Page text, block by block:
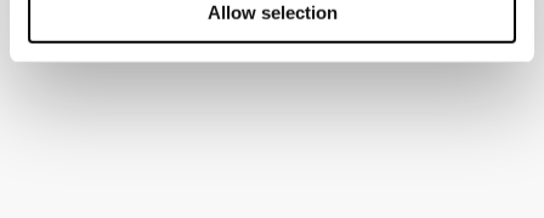
Allow selection